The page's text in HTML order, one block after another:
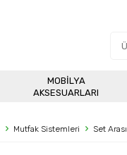
MOBILYA
AKSESUARLARI
Mutfak Sistemleri Set Arası